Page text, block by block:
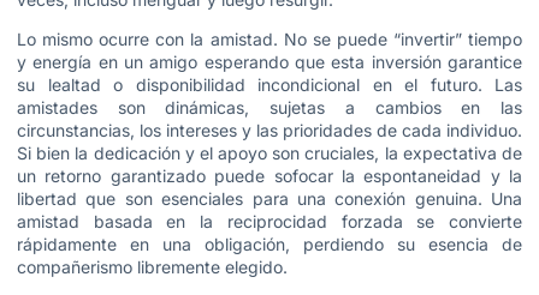
Lo mismo ocurre con la amistad. No se puede “invertir” tiempo
y energía en un amigo esperando que esta inversión garantice
su lealtad o disponibilidad incondicional en el futuro. Las
amistades son dinámicas, sujetas a cambios en las
circunstancias, los intereses y las prioridades de cada individuo.
Si bien la dedicación y el apoyo son cruciales, la expectativa de
un retorno garantizado puede sofocar la espontaneidad y la
libertad que son esenciales para una conexión genuina. Una
amistad basada en la reciprocidad forzada se convierte
rápidamente en una obligación, perdiendo su esencia de
compañerismo libremente elegido.